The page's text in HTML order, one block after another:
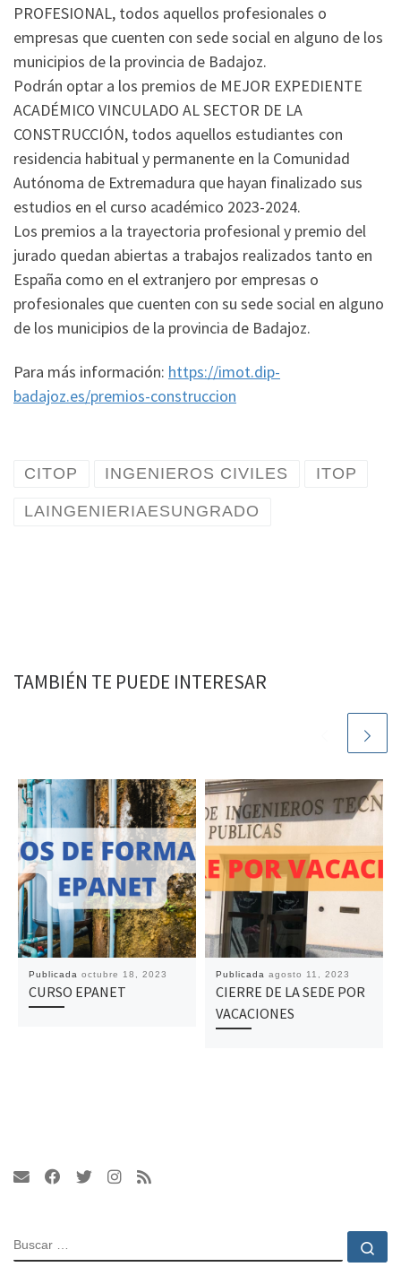
PROFESIONAL, todos aquellos profesionales o
empresas que cuenten con sede social en alguno de los
municipios de la provincia de Badajoz.
Podrán optar a los premios de MEJOR EXPEDIENTE
ACADÉMICO VINCULADO AL SECTOR DE LA
CONSTRUCCIÓN, todos aquellos estudiantes con
residencia habitual y permanente en la Comunidad
Autónoma de Extremadura que hayan finalizado sus
estudios en el curso académico 2023-2024.
Los premios a la trayectoria profesional y premio del
jurado quedan abiertas a trabajos realizados tanto en
España como en el extranjero por empresas o
profesionales que cuenten con su sede social en alguno
de los municipios de la provincia de Badajoz.
Para más información: https://imot.dip-
badajoz.es/premios-construccion
CITOP INGENIEROS CIVILES ITOP
LAINGENIERIAESUNGRADO
TAMBIÉN TE PUEDE INTERESAR
Publicada octubre 18, 2023
CURSO EPANET
Publicada agosto 11, 2023
CIERRE DE LA SEDE POR
VACACIONES
BUSCAR